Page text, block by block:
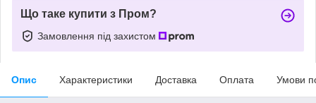
Що таке купити з Пром?
Замовлення під захистом
Опис Характеристики Доставка Оплата Умови